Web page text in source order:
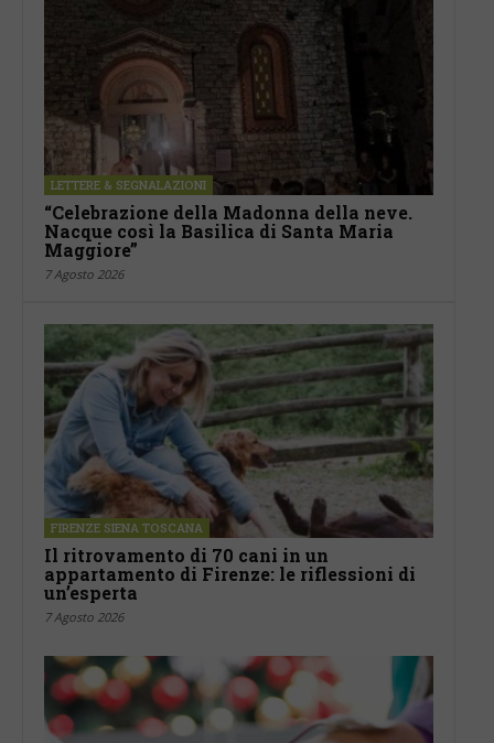
LETTERE & SEGNALAZIONI
“Celebrazione della Madonna della neve.
Nacque così la Basilica di Santa Maria
Maggiore”
7 Agosto 2026
FIRENZE SIENA TOSCANA
Il ritrovamento di 70 cani in un
appartamento di Firenze: le riflessioni di
un’esperta
7 Agosto 2026